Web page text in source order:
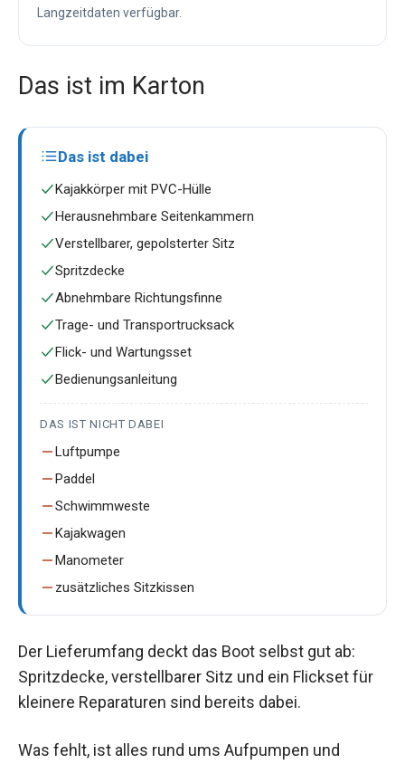
Langzeitdaten verfügbar.
Das ist im Karton
Das ist dabei
Kajakkörper mit PVC-Hülle
Herausnehmbare Seitenkammern
Verstellbarer, gepolsterter Sitz
Spritzdecke
Abnehmbare Richtungsfinne
Trage- und Transportrucksack
Flick- und Wartungsset
Bedienungsanleitung
DAS IST NICHT DABEI
Luftpumpe
Paddel
Schwimmweste
Kajakwagen
Manometer
zusätzliches Sitzkissen
Der Lieferumfang deckt das Boot selbst gut ab:
Spritzdecke, verstellbarer Sitz und ein Flickset für
kleinere Reparaturen sind bereits dabei.
Was fehlt, ist alles rund ums Aufpumpen und